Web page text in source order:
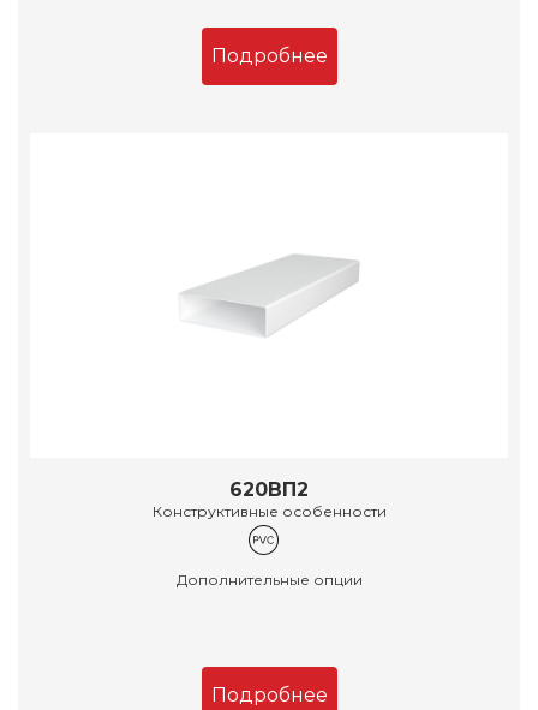
Подробнее
620ВП2
Конструктивные особенности
Дополнительные опции
Подробнее